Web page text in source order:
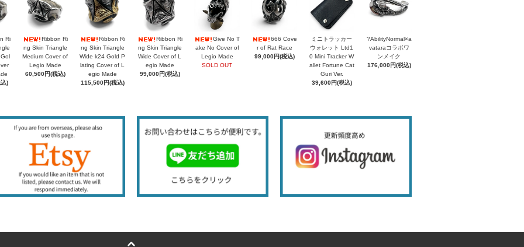
Ri
)
Ribbon Ri
ng Skin Triangle
Medium Cover of
Legio Made
60,500円(税込)
Ribbon Ri
ng Skin Triangle
Wide k24 Gold P
lating Cover of L
egio Made
115,500円(税込)
Ribbon Ri
ng Skin Triangle
Wide Cover of L
egio Made
99,000円(税込)
Give No T
ake No Cover of
Legio Made
SOLD OUT
666 Cove
r of Rat Race
99,000円(税込)
ミニトラッカー
ウォレット Ltd1
0 Mini Tracker W
allet Fortune Cat
Guri Ver.
39,600円(税込)
?AbilityNormal×a
vataraコラボワ
ンメイク
176,000円(税込)